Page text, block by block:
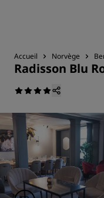
Accueil Norvège
Radisson Blu